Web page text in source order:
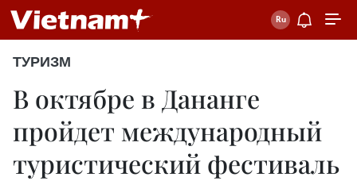
ТУРИЗМ
В октябре в Дананге
пройдет международный
туристический фестиваль